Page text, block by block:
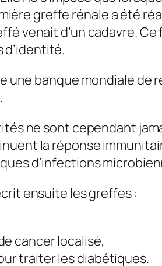
greffe rénale a été
venait d’un cadavre.
d’identité.
une banque mondiale de
ne sont cependant
la réponse
d’infections
ensuite les greffes :
cancer localisé,
traiter les diabétiques.